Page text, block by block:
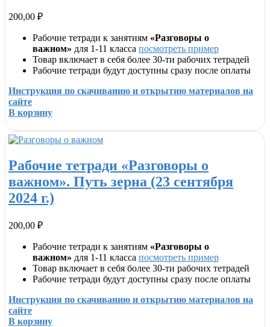
200,00 ₽
Рабочие тетради к занятиям «Разговоры о
важном» для 1-11 класса посмотреть пример
Товар включает в себя более 30-ти рабочих тетрадей
Рабочие тетради будут доступны сразу после оплаты
Инструкция по скачиванию и открытию материалов на
сайте
В корзину
Рабочие тетради «Разговоры о
важном». Путь зерна (23 сентября
2024 г.)
200,00 ₽
Рабочие тетради к занятиям «Разговоры о
важном» для 1-11 класса посмотреть пример
Товар включает в себя более 30-ти рабочих тетрадей
Рабочие тетради будут доступны сразу после оплаты
Инструкция по скачиванию и открытию материалов на
сайте
В корзину